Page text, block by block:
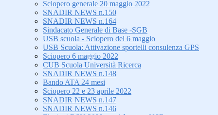
Sciopero generale 20 maggio 2022
SNADIR NEWS n.150
SNADIR NEWS n.164
Sindacato Generale di Base -SGB
USB scuola - Sciopero del 6 maggio
USB Scuola: Attivazione sportelli consulenza GPS
Sciopero 6 maggio 2022
CUB Scuola Università Ricerca
SNADIR NEWS n.148
Bando ATA 24 mesi
Sciopero 22 e 23 aprile 2022
SNADIR NEWS n.147
SNADIR NEWS n.146